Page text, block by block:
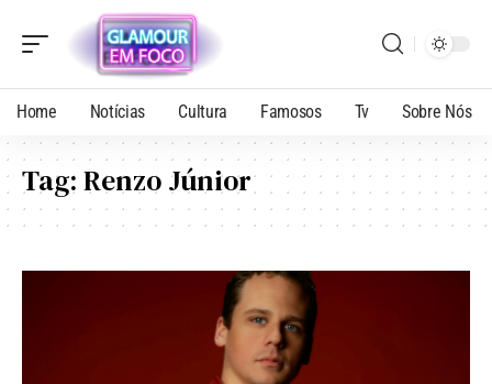
Home Notícias Cultura Famosos Tv Sobre Nós
Tag:Renzo Júnior